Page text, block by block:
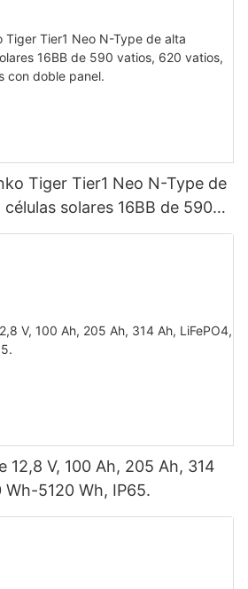
Tiger Tier1 Neo N-Type de
solares 16BB de 590
630 vatios y 650 vatios con
12,8 V, 100 Ah, 205 Ah, 314
Wh-5120 Wh, IP65.